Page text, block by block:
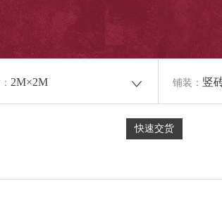
2M×2M 铺装： 竖
快速交货